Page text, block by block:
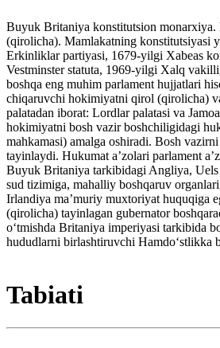
Buyuk Britaniya konstitutsion monarxiya.
(qirolicha). Mamlakatning konstitutsiyasi
Erkinliklar partiyasi, 1679-yilgi Xabeas
Vestminster statuta, 1969-yilgi Xalq
boshqa eng muhim parlament hujjatlari
chiqaruvchi hokimiyatni qirol (qirolicha)
palatadan iborat: Lordlar palatasi va
hokimiyatni bosh vazir boshchiligidagi
mahkamasi) amalga oshiradi. Bosh
tayinlaydi. Hukumat aʼzolari parlament
Buyuk Britaniya tarkibidagi Angliya, Uels
sud tizimiga, mahalliy boshqaruv
Irlandiya maʼmuriy muxtoriyat huquqiga
(qirolicha) tayinlagan gubernator
oʻtmishda Britaniya imperiyasi tarkibida
hududlarni birlashtiruvchi Hamdoʻstlikka
Tabiati